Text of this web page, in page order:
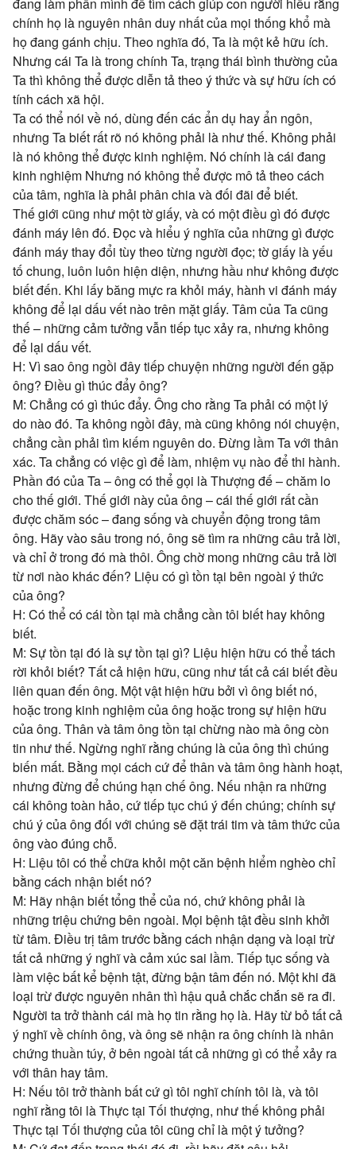
chính họ là nguyên nhân duy nhất của mọi thống khổ mà
họ đang gánh chịu. Theo nghĩa đó, Ta là một kẻ hữu ích.
Nhưng cái Ta là trong chính Ta, trạng thái bình thường của
Ta thì không thể được diễn tả theo ý thức và sự hữu ích có
tính cách xã hội.
Ta có thể nói về nó, dùng đến các ẩn dụ hay ẩn ngôn,
nhưng Ta biết rất rõ nó không phải là như thế. Không phải
là nó không thể được kinh nghiệm. Nó chính là cái đang
kinh nghiệm Nhưng nó không thể được mô tả theo cách
của tâm, nghĩa là phải phân chia và đối đãi để biết.
Thế giới cũng như một tờ giấy, và có một điều gì đó được
đánh máy lên đó. Đọc và hiểu ý nghĩa của những gì được
đánh máy thay đổi tùy theo từng người đọc; tờ giấy là yếu
tố chung, luôn luôn hiện diện, nhưng hầu như không được
biết đến. Khi lấy băng mực ra khỏi máy, hành vi đánh máy
không để lại dấu vết nào trên mặt giấy. Tâm của Ta cũng
thế – những cảm tưởng vẫn tiếp tục xảy ra, nhưng không
để lại dấu vết.
H: Vì sao ông ngồi đây tiếp chuyện những người đến gặp
ông? Điều gì thúc đẩy ông?
M: Chẳng có gì thúc đẩy. Ông cho rằng Ta phải có một lý
do nào đó. Ta không ngồi đây, mà cũng không nói chuyện,
chẳng cần phải tìm kiếm nguyên do. Đừng lầm Ta với thân
xác. Ta chẳng có việc gì để làm, nhiệm vụ nào để thi hành.
Phần đó của Ta – ông có thể gọi là Thượng đế – chăm lo
cho thế giới. Thế giới này của ông – cái thế giới rất cần
được chăm sóc – đang sống và chuyển động trong tâm
ông. Hãy vào sâu trong nó, ông sẽ tìm ra những câu trả lời,
và chỉ ở trong đó mà thôi. Ông chờ mong những câu trả lời
từ nơi nào khác đến? Liệu có gì tồn tại bên ngoài ý thức
của ông?
H: Có thể có cái tồn tại mà chẳng cần tôi biết hay không
biết.
M: Sự tồn tại đó là sự tồn tại gì? Liệu hiện hữu có thể tách
rời khỏi biết? Tất cả hiện hữu, cũng như tất cả cái biết đều
liên quan đến ông. Một vật hiện hữu bởi vì ông biết nó,
hoặc trong kinh nghiệm của ông hoặc trong sự hiện hữu
của ông. Thân và tâm ông tồn tại chừng nào mà ông còn
tin như thế. Ngừng nghĩ rằng chúng là của ông thì chúng
biến mất. Bằng mọi cách cứ để thân và tâm ông hành hoạt,
nhưng đừng để chúng hạn chế ông. Nếu nhận ra những
cái không toàn hảo, cứ tiếp tục chú ý đến chúng; chính sự
chú ý của ông đối với chúng sẽ đặt trái tim và tâm thức của
ông vào đúng chỗ.
H: Liệu tôi có thể chữa khỏi một căn bệnh hiểm nghèo chỉ
bằng cách nhận biết nó?
M: Hãy nhận biết tổng thể của nó, chứ không phải là
những triệu chứng bên ngoài. Mọi bệnh tật đều sinh khởi
từ tâm. Điều trị tâm trước bằng cách nhận dạng và loại trừ
tất cả những ý nghĩ và cảm xúc sai lầm. Tiếp tục sống và
làm việc bất kể bệnh tật, đừng bận tâm đến nó. Một khi đã
loại trừ được nguyên nhân thì hậu quả chắc chắn sẽ ra đi.
Người ta trở thành cái mà họ tin rằng họ là. Hãy từ bỏ tất cả
ý nghĩ về chính ông, và ông sẽ nhận ra ông chính là nhân
chứng thuần túy, ở bên ngoài tất cả những gì có thể xảy ra
với thân hay tâm.
H: Nếu tôi trở thành bất cứ gì tôi nghĩ chính tôi là, và tôi
nghĩ rằng tôi là Thực tại Tối thượng, như thế không phải
Thực tại Tối thượng của tôi cũng chỉ là một ý tưởng?